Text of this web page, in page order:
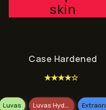
skin
Case Hardened
Luvas Hydra
★★★★☆
Luvas